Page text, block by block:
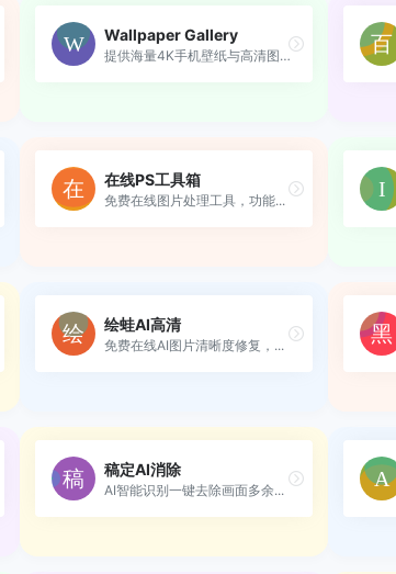
Wallpaper Gallery
提供海量4K手机壁纸与高清图片，打造极致视觉体验。
在线PS工具箱
免费在线图片处理工具，功能...
绘蛙AI高清
免费在线AI图片清晰度修复，...
稿定AI消除
AI智能识别一键去除画面多余...